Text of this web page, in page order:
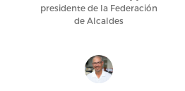
presidente de la Federación
de Alcaldes